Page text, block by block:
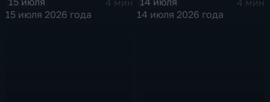
4 мин
15 июля 2026 года
4 мин
14 июля 2026 года